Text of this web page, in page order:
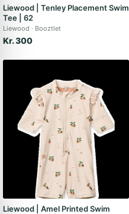
Liewood | Tenley Placement Swim
Tee | 62
Liewood Booztlet
Kr. 300
Liewood | Amel Printed Swim